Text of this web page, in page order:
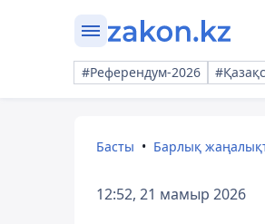
#Референдум-2026
Басты Барлық
12:52, 21 мамыр 2026